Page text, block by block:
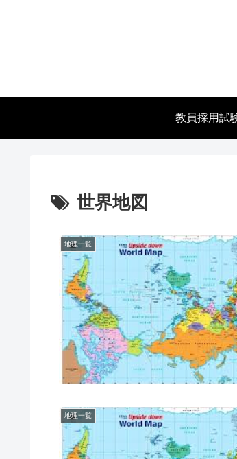
教員採用試
世界地図
地理一覧
地理一覧